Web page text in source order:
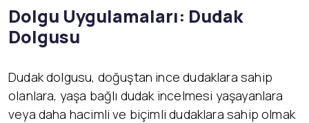
Dolgu Uygulamaları: Dudak
Dolgusu
Dudak dolgusu, doğuştan ince dudaklara sahip
olanlara, yaşa bağlı dudak incelmesi yaşayanlara
veya daha hacimli ve biçimli dudaklara sahip olmak